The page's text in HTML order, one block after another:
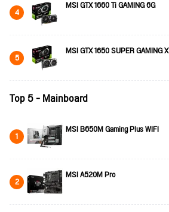
4 MSI GTX 1660 Ti GAMING 6G
5 MSI GTX 1650 SUPER GAMING X
Top 5 - Mainboard
1 MSI B650M Gaming Plus WIFI
2 MSI A520M Pro